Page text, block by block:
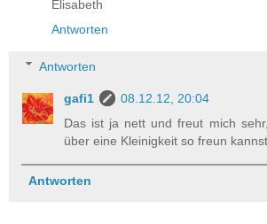
Elisabeth
Antworten
Antworten
gafi1
08.12.12, 20:04
Das ist ja nett und freut mich
über eine Kleinigkeit so freun kannst
Antworten